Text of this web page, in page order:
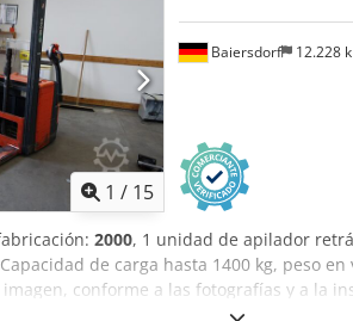
1 / 15
Baiersdorf 12.228
2000, 1 unidad de apilador
de carga hasta 1400 kg, peso en
imagen, conforme a las fotografías y a la